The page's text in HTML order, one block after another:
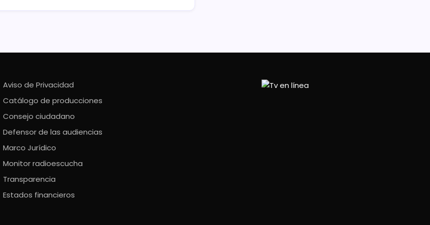
Aviso de Privacidad
Catálogo de producciones
Consejo ciudadano
Defensor de las audiencias
Marco Jurídico
Monitor radioescucha
Transparencia
Estados financieros